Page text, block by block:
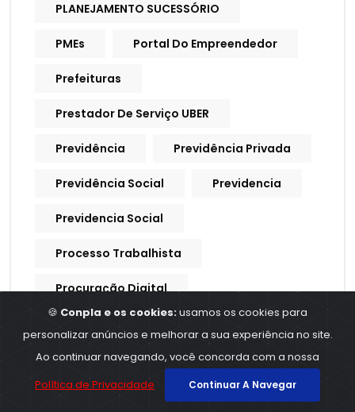
PLANEJAMENTO SUCESSÓRIO
PMEs Portal Do Empreendedor
Prefeituras
Prestador De Serviço UBER
Previdência Previdência Privada
Previdência Social Previdencia
Previdencia Social
Processo Trabalhista
Procuração Digital
Produtividade Produtores Rurais
Produtos E Serviços
Profissionais Contábeis
🍪 Conpla e os cookies:usamos os cookies para
personalizar anúncios e melhorar a sua experiência no site.
Ao continuar navegando, você concorda com a nossa
Política de Privacidade
Continuar A Navegar